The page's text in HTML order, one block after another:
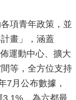
項青年政策，並
畫」，涵蓋
運動中心、擴大
等，全方位支持
7月公布數據，
，為六都最